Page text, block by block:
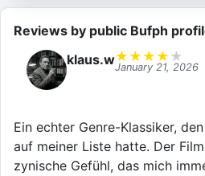
Reviews by public Bufph
klaus.w★ ★ ★ ★ ★
January 21, 2026
Ein echter Genre-Klassiker,
auf meiner Liste hatte. Der
zynische Gefühl, das mich